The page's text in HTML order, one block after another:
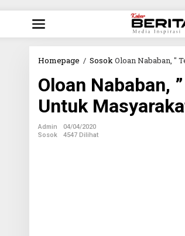
Homepage / SosokOloan Nababan, "
Oloan Nababan,
Untuk
Admin
04/04/2020
Sosok
4547 Dilihat